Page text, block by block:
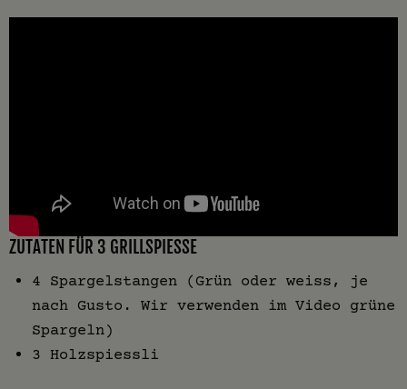
ZUTATEN FÜR 3 GRILLSPIESSE
4 Spargelstangen (Grün oder weiss, je
nach Gusto. Wir verwenden im Video grüne
Spargeln)
3 Holzspiessli